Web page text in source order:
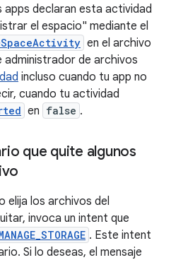
apps declaran esta actividad
el espacio" mediante el
en el archivo
administrador de archivos
incluso cuando tu app no
cuando tu actividad
en false .
que quite algunos
elija los archivos del
invoca un intent que
. Este intent
Si lo deseas, el mensaje